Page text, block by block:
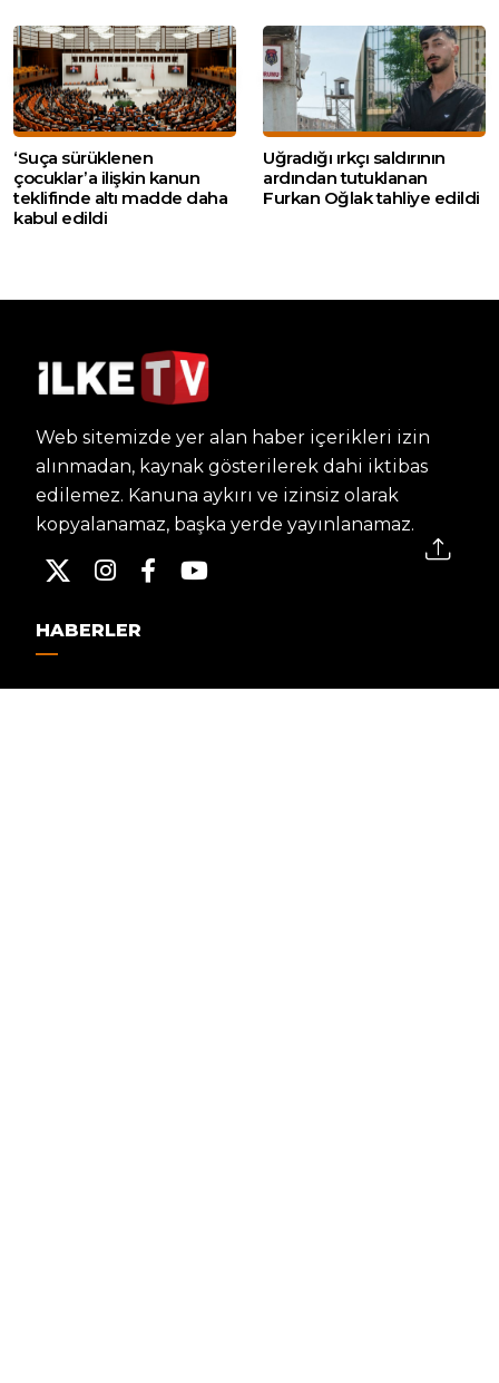
‘Suça sürüklenen
çocuklar’a ilişkin kanun
teklifinde altı madde daha
kabul edildi
Uğradığı ırkçı saldırının
ardından tutuklanan
Furkan Oğlak tahliye edildi
Web sitemizde yer alan haber içerikleri izin
alınmadan, kaynak gösterilerek dahi iktibas
edilemez. Kanuna aykırı ve izinsiz olarak
kopyalanamaz, başka yerde yayınlanamaz.
HABERLER